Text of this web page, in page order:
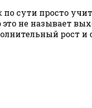
сути просто
не называет
рост